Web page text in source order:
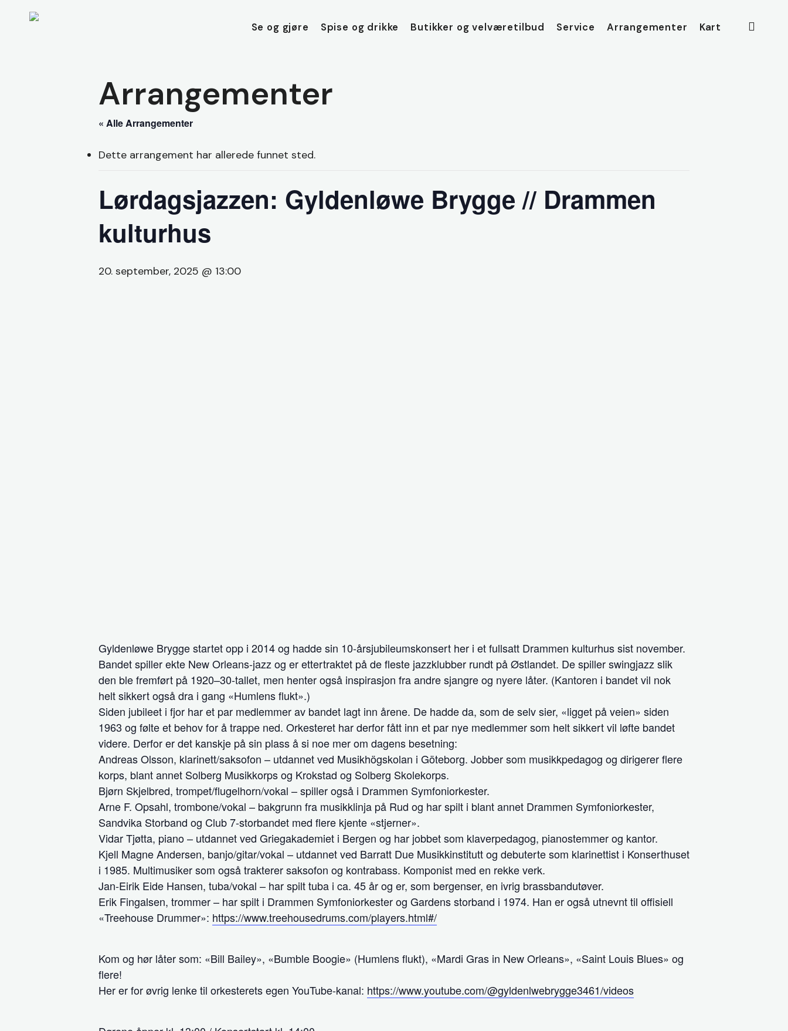
Se og gjøre Spise og drikke Butikker og velværetilbud Service Arrangementer Kart
Arrangementer
« Alle Arrangementer
Dette arrangement har allerede funnet sted.
Lørdagsjazzen: Gyldenløwe Brygge // Drammen
kulturhus
20. september, 2025 @ 13:00
Gyldenløwe Brygge startet opp i 2014 og hadde sin 10-årsjubileumskonsert her i et fullsatt Drammen kulturhus sist november.
Bandet spiller ekte New Orleans-jazz og er ettertraktet på de fleste jazzklubber rundt på Østlandet. De spiller swingjazz slik
den ble fremført på 1920–30-tallet, men henter også inspirasjon fra andre sjangre og nyere låter. (Kantoren i bandet vil nok
helt sikkert også dra i gang «Humlens flukt».)
Siden jubileet i fjor har et par medlemmer av bandet lagt inn årene. De hadde da, som de selv sier, «ligget på veien» siden
1963 og følte et behov for å trappe ned. Orkesteret har derfor fått inn et par nye medlemmer som helt sikkert vil løfte bandet
videre. Derfor er det kanskje på sin plass å si noe mer om dagens besetning:
Andreas Olsson, klarinett/saksofon – utdannet ved Musikhögskolan i Göteborg. Jobber som musikkpedagog og dirigerer flere
korps, blant annet Solberg Musikkorps og Krokstad og Solberg Skolekorps.
Bjørn Skjelbred, trompet/flugelhorn/vokal – spiller også i Drammen Symfoniorkester.
Arne F. Opsahl, trombone/vokal – bakgrunn fra musikklinja på Rud og har spilt i blant annet Drammen Symfoniorkester,
Sandvika Storband og Club 7-storbandet med flere kjente «stjerner».
Vidar Tjøtta, piano – utdannet ved Griegakademiet i Bergen og har jobbet som klaverpedagog, pianostemmer og kantor.
Kjell Magne Andersen, banjo/gitar/vokal – utdannet ved Barratt Due Musikkinstitutt og debuterte som klarinettist i Konserthuset
i 1985. Multimusiker som også trakterer saksofon og kontrabass. Komponist med en rekke verk.
Jan-Eirik Eide Hansen, tuba/vokal – har spilt tuba i ca. 45 år og er, som bergenser, en ivrig brassbandutøver.
Erik Fingalsen, trommer – har spilt i Drammen Symfoniorkester og Gardens storband i 1974. Han er også utnevnt til offisiell
«Treehouse Drummer»: https://www.treehousedrums.com/players.html#/
Kom og hør låter som: «Bill Bailey», «Bumble Boogie» (Humlens flukt), «Mardi Gras in New Orleans», «Saint Louis Blues» og
flere!
Her er for øvrig lenke til orkesterets egen YouTube-kanal: https://www.youtube.com/@gyldenlwebrygge3461/videos